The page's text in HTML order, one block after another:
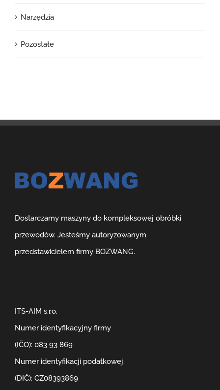
Narzędzia
Pozostałe
Dostarczamy maszyny do kompleksowej obróbki
przewodów. Jesteśmy autoryzowanym
przedstawicielem firmy BOZWANG.
ITS-AIM s.r.o.
Numer identyfikacyjny firmy
(IČO): 083 93 869
Numer identyfikacji podatkowej
(DIČ): CZ08393869